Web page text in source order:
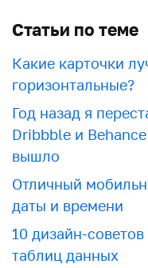
Статьи по теме
Какие карточки
горизонтальные?
Год назад я
Dribbble и
вышло
Отличный
даты и времени
10 дизайн-
таблиц данных